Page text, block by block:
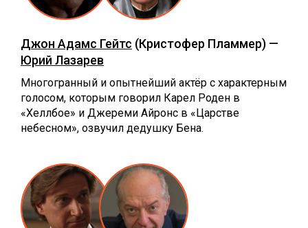
Джон Адамс Гейтс (Кристофер Пламмер) —
Юрий Лазарев
Многогранный и опытнейший актёр с характерным
голосом, которым говорил Карел Роден в
«Хеллбое» и Джереми Айронс в «Царстве
небесном», озвучил дедушку Бена.